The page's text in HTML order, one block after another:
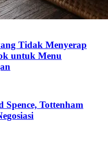
Tidak Menyerap
untuk Menu
Tottenham